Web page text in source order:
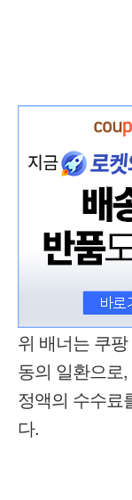
위 배너는 쿠
동의 일환으로
정액의 수수료
다.